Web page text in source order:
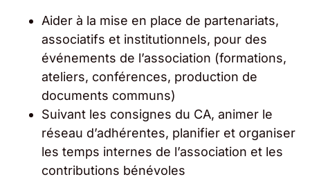
Aider à la mise en place de partenariats,
associatifs et institutionnels, pour des
événements de l’association (formations,
ateliers, conférences, production de
documents communs)
Suivant les consignes du CA, animer le
réseau d’adhérentes, planifier et organiser
les temps internes de l’association et les
contributions bénévoles